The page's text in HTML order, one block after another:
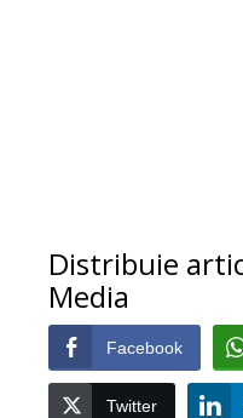
Distribuie
Media
Facebook
Twitter